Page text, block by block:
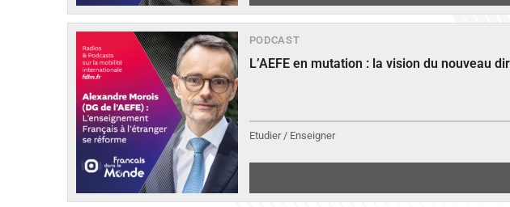
PODCAST
L’AEFE en mutation : la vision du nouveau
Etudier / Enseigner